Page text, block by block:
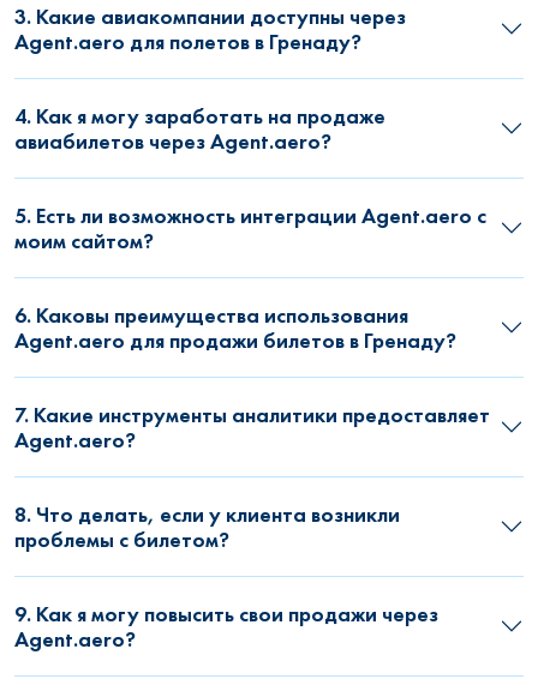
3. Какие авиакомпании доступны через
Agent.aero для полетов в Гренаду?
4. Как я могу заработать на продаже
авиабилетов через Agent.aero?
5. Есть ли возможность интеграции Agent.aero с
моим сайтом?
6. Каковы преимущества использования
Agent.aero для продажи билетов в Гренаду?
7. Какие инструменты аналитики предоставляет
Agent.aero?
8. Что делать, если у клиента возникли
проблемы с билетом?
9. Как я могу повысить свои продажи через
Agent.aero?